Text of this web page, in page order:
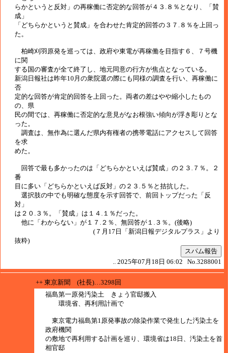
らかというと反対」の再稼働に否定的な回答が４３.８％となり、「賛
成」
「どちらかというと賛成」を合わせた肯定的回答の３７.８％を上回っ
た。
柏崎刈羽原発を巡っては、政府や東電が再稼働を目指す６、７号機
に関
する国の審査が全て終了し、地元同意の行方が焦点となっている。
新潟日報社は昨年10月の衆院選の際にも同様の調査を行い、再稼働に
否
定的な回答が肯定的回答を上回った。両者の差はやや縮小したもの
の、県
民の間では、再稼働に否定的な意見がなお根強い傾向が浮き彫りとな
った。
調査は、無作為に選んだ県内有権者の携帯電話にアクセスして回答
を求
めた。
回答で最も多かったのは「どちらかといえば賛成」の２３.７％。２
番
目に多い「どちらかといえば反対」の２３.５％と拮抗した。
選択肢の中でも明確な態度を示す回答で、前回トップだった「反
対」
は２０.３％。「賛成」は１４.１％だった。
他に「わからない」が１７.２％、無回答が１.３％。(後略)
(７月17日「新潟日報デジタルプラス」より
抜粋)
スパム報告
.. 2025年07月18日 06:02 No.3288001
++ 東京新聞 (社長)…3298回
福島第一原発汚染土 きょう官邸搬入
環境省、再利用計画で
東京電力福島第1原発事故の除染作業で発生した汚染土を
政府機関
の敷地で再利用する計画を巡り、環境省は18日、汚染土を首
相官邸